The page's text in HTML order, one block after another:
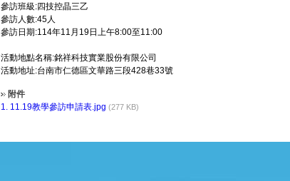
參訪班級:四技控晶三乙
參訪人數:45人
參訪日期:114年11月19日上午8:00至11:00
活動地點名稱:銘祥科技實業股份有限公司
活動地址:台南市仁德區文華路三段428巷33號
附件
1. 11.19教學參訪申請表.jpg (277 KB)